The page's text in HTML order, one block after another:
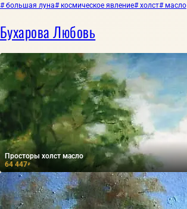
# большая луна# космическое явление# холст# масло
Бухарова Любовь
Просторы холст масло
64 447₽